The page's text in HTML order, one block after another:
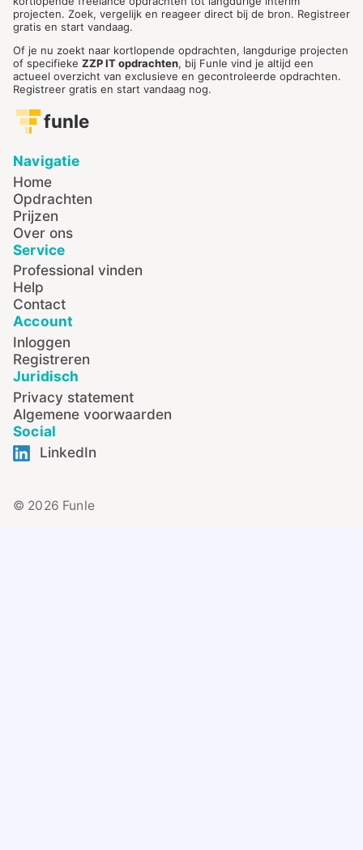
projecten. Zoek, vergelijk en reageer direct bij de bron. Registreer
gratis en start vandaag.
Of je nu zoekt naar kortlopende opdrachten, langdurige projecten
of specifieke ZZP IT opdrachten, bij Funle vind je altijd een
actueel overzicht van exclusieve en gecontroleerde opdrachten.
Registreer gratis en start vandaag nog.
funle
Navigatie
Home
Opdrachten
Prijzen
Over ons
Service
Professional vinden
Help
Contact
Account
Inloggen
Registreren
Juridisch
Privacy statement
Algemene voorwaarden
Social
LinkedIn
© 2026 Funle